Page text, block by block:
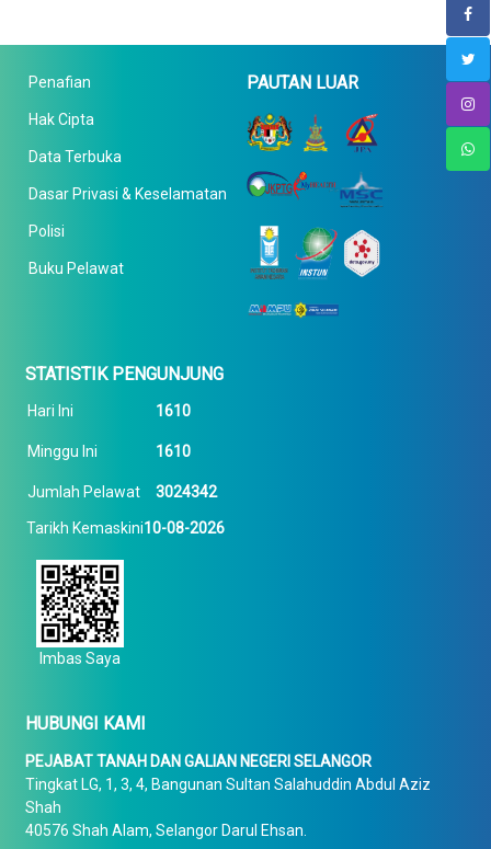
Penafian
Hak Cipta
Data Terbuka
Dasar Privasi & Keselamatan
Polisi
Buku Pelawat
PAUTAN LUAR
STATISTIK PENGUNJUNG
Hari Ini 1610
Minggu Ini 1610
Jumlah Pelawat 3024342
Tarikh Kemaskini10-08-2026
Imbas Saya
HUBUNGI KAMI
PEJABAT TANAH DAN GALIAN NEGERI SELANGOR
Tingkat LG, 1, 3, 4, Bangunan Sultan Salahuddin Abdul Aziz
Shah
40576 Shah Alam, Selangor Darul Ehsan.